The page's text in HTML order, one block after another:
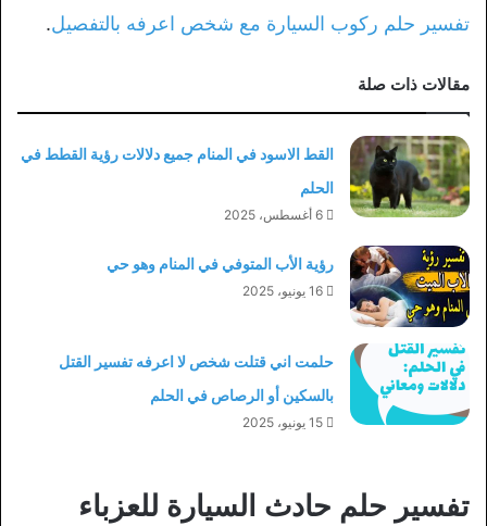
تفسير حلم ركوب السيارة مع شخص اعرفه بالتفصيل.
مقالات ذات صلة
القط الاسود في المنام جميع دلالات رؤية القطط في
الحلم
6 أغسطس، 2025
رؤية الأب المتوفي في المنام وهو حي
16 يونيو، 2025
حلمت اني قتلت شخص لا اعرفه تفسير القتل
بالسكين أو الرصاص في الحلم
15 يونيو، 2025
تفسير حلم حادث السيارة للعزباء